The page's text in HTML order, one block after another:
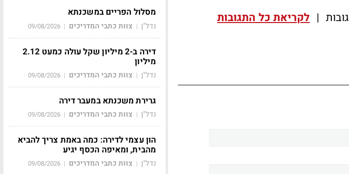
| לקריאת כל התגובות מסלול הפריים במשכנתא
נדל"ן | צוות כתבי המדריכים |
09/08/2026
דירה ב-2 מיליון שקל עולה כמעט 2.12
מיליון
נדל"ן | צוות כתבי המדריכים |
09/08/2026
גרירת משכנתא במעבר דירה
נדל"ן | צוות כתבי המדריכים |
09/08/2026
הון עצמי לדירה: כמה באמת צריך להביא
מהבית, ומאיפה הכסף יגיע
נדל"ן | צוות כתבי המדריכים |
09/08/2026